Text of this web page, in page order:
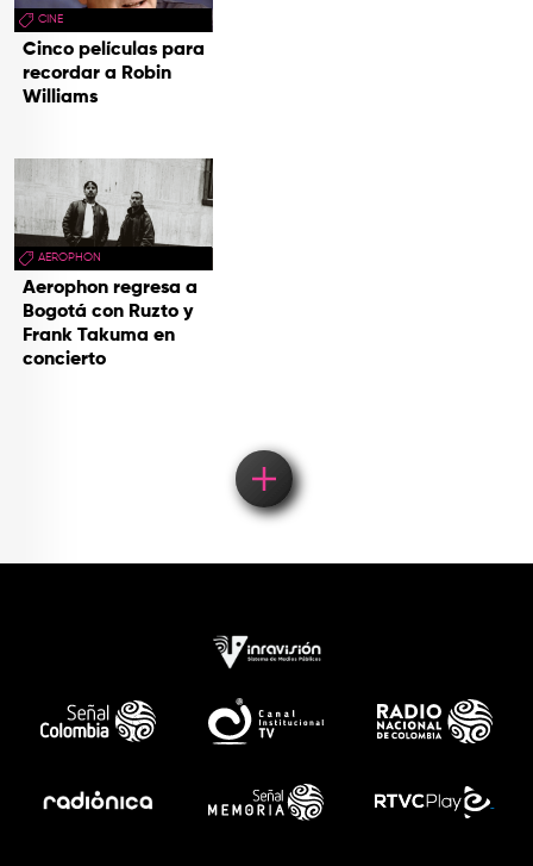
CINE
Cinco películas para
recordar a Robin
Williams
AEROPHON
Aerophon regresa a
Bogotá con Ruzto y
Frank Takuma en
concierto